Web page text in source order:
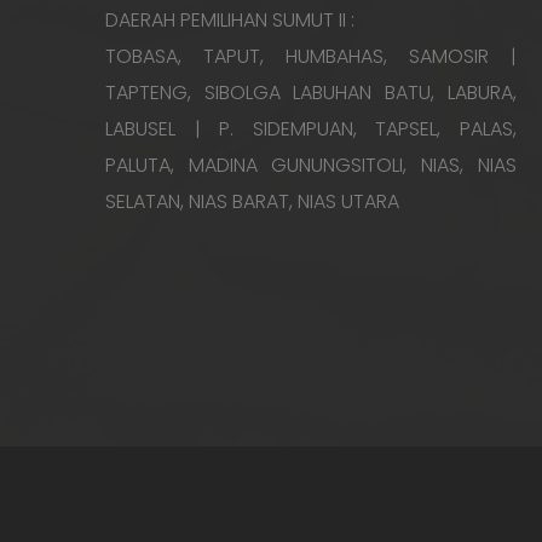
DAERAH PEMILIHAN SUMUT II :
TOBASA, TAPUT, HUMBAHAS, SAMOSIR |
TAPTENG, SIBOLGA LABUHAN BATU, LABURA,
LABUSEL | P. SIDEMPUAN, TAPSEL, PALAS,
PALUTA, MADINA GUNUNGSITOLI, NIAS, NIAS
SELATAN, NIAS BARAT, NIAS UTARA